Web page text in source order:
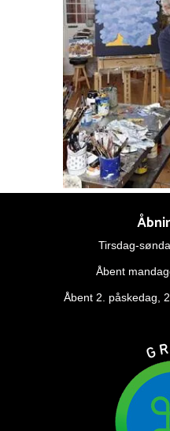
Tirsdag-
Åbent
Åbent 2. påskedag,